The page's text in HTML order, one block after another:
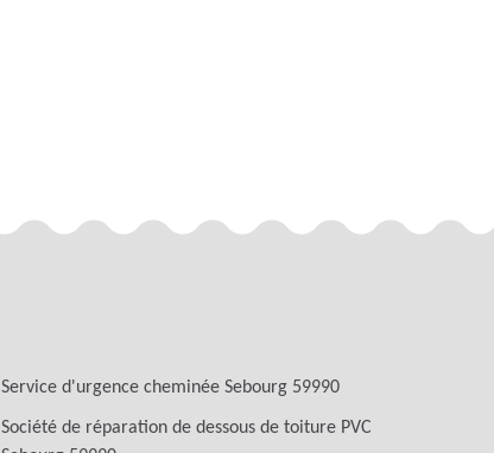
Service d'urgence cheminée Sebourg 59990
Société de réparation de dessous de toiture PVC